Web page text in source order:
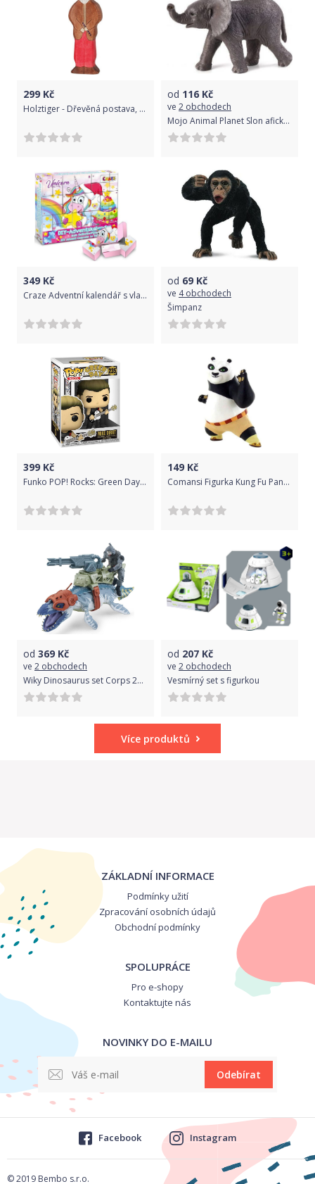
299 Kč
Holztiger - Dřevěná postava, Dědeček
od 116 Kč
ve 2 obchodech
Mojo Animal Planet Slon afický slůně
349 Kč
Craze Adventní kalendář s vlastní výplní DIY Jednorožec
od 69 Kč
ve 4 obchodech
Šimpanz
399 Kč
Funko POP! Rocks: Green Day- Mike Dirnt
149 Kč
Comansi Figurka Kung Fu Panda Po - obrana
od 369 Kč
ve 2 obchodech
Wiky Dinosaurus set Corps 25 cm Liopleurodon
od 207 Kč
ve 2 obchodech
Vesmírný set s figurkou
Více produktů
ZÁKLADNÍ INFORMACE
Podmínky užití
Zpracování osobních údajů
Obchodní podmínky
SPOLUPRÁCE
Pro e-shopy
Kontaktujte nás
NOVINKY DO E-MAILU
Odebírat
© 2019 Bembo s.r.o.
Facebook Instagram